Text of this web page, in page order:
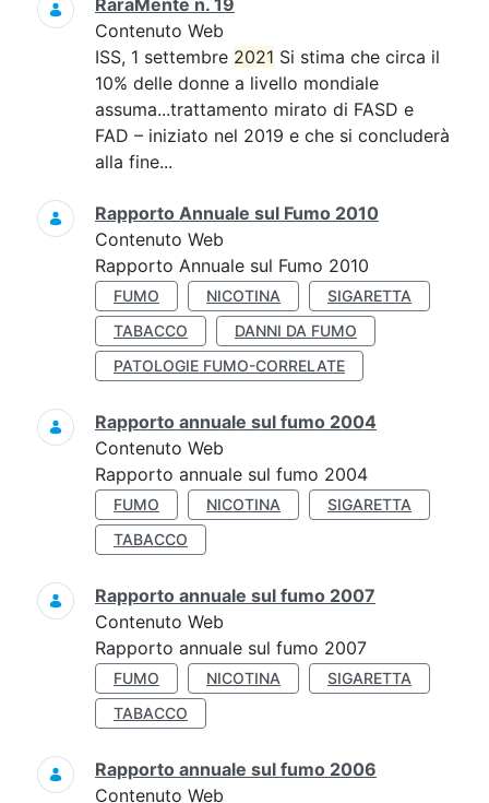
RaraMente n. 19
Contenuto Web
ISS, 1 settembre 2021 Si stima che circa il
10% delle donne a livello mondiale
assuma...trattamento mirato di FASD e
FAD – iniziato nel 2019 e che si concluderà
alla fine...
Rapporto Annuale sul Fumo 2010
Contenuto Web
Rapporto Annuale sul Fumo 2010
FUMO NICOTINA
SIGARETTA
TABACCO
DANNI DA FUMO
PATOLOGIE FUMO-CORRELATE
Rapporto annuale sul fumo 2004
Contenuto Web
Rapporto annuale sul fumo 2004
FUMO NICOTINA
SIGARETTA
TABACCO
Rapporto annuale sul fumo 2007
Contenuto Web
Rapporto annuale sul fumo 2007
FUMO NICOTINA
SIGARETTA
TABACCO
Rapporto annuale sul fumo 2006
Contenuto Web